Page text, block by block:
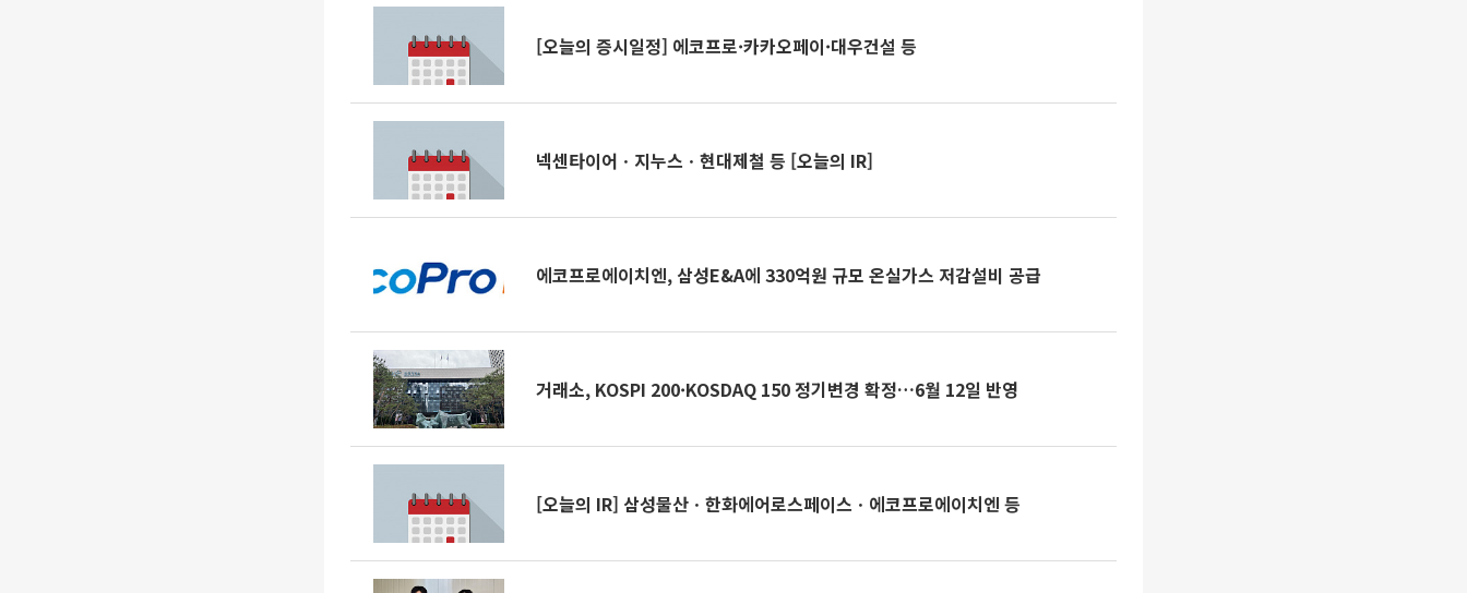
[오늘의 증시일정] 에코프로·카카오페이·대우건설 등
넥센타이어ㆍ지누스ㆍ현대제철 등 [오늘의 IR]
에코프로에이치엔, 삼성E&A에 330억원 규모 온실가스 저감설비 공급
거래소, KOSPI 200·KOSDAQ 150 정기변경 확정…6월 12일 반영
[오늘의 IR] 삼성물산ㆍ한화에어로스페이스ㆍ에코프로에이치엔 등